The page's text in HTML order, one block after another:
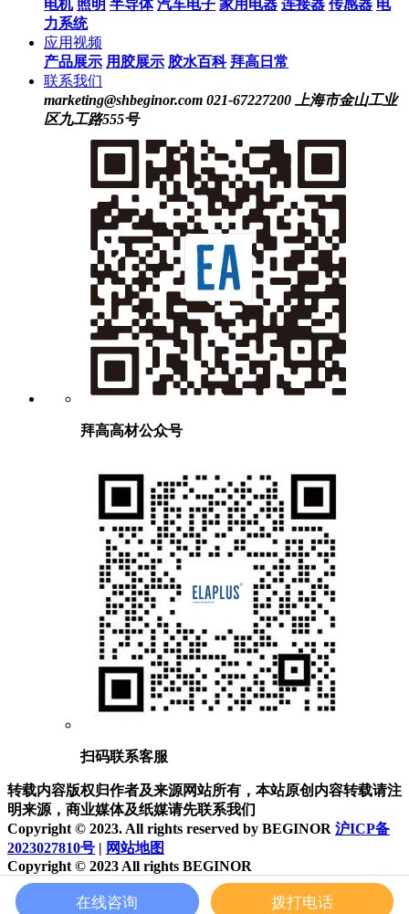
电机 照明 半导体 汽车电子 家用电器 连接器 传感器 电
力系统
应用视频
产品展示 用胶展示 胶水百科 拜高日常
联系我们
marketing@shbeginor.com 021-67227200 上海市金山工业
区九工路555号
拜高高材公众号
扫码联系客服
转载内容版权归作者及来源网站所有，本站原创内容转载请注
明来源，商业媒体及纸媒请先联系我们
Copyright © 2023. All rights reserved by BEGINOR 沪ICP备
2023027810号
网站地图
Copyright © 2023 All rights BEGINOR
沪ICP备2023027810号 网站地图
首页
电话 咨询
在线咨询 拨打电话